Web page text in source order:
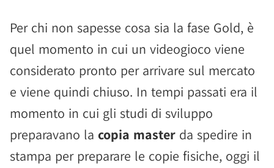
Per chi non sapesse cosa sia la fase Gold, è
quel momento in cui un videogioco viene
considerato pronto per arrivare sul mercato
e viene quindi chiuso. In tempi passati era il
momento in cui gli studi di sviluppo
preparavano la copia master da spedire in
stampa per preparare le copie fisiche, oggi il